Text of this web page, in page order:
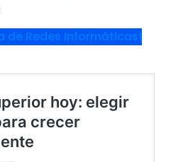
de Redes Informáticas!